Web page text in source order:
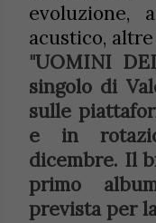
evoluzione,
acustico,
"UOMINI
singolo di
sulle
e in
dicembre. Il
primo
prevista per